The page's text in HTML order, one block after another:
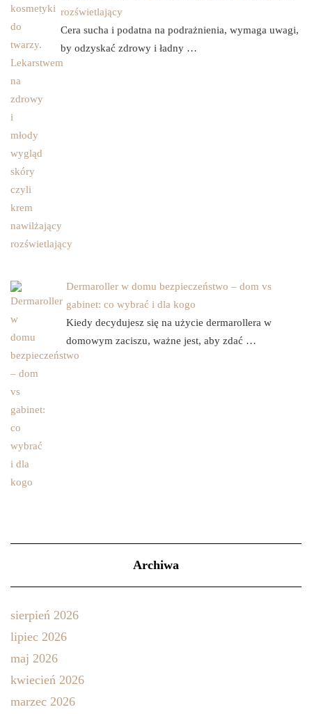
rozświetlający
Cera sucha i podatna na podrażnienia, wymaga uwagi,
by odzyskać zdrowy i ładny …
Dermaroller w domu bezpieczeństwo – dom vs
gabinet: co wybrać i dla kogo
Kiedy decydujesz się na użycie dermarollera w
domowym zaciszu, ważne jest, aby zdać …
Archiwa
sierpień 2026
lipiec 2026
maj 2026
kwiecień 2026
marzec 2026